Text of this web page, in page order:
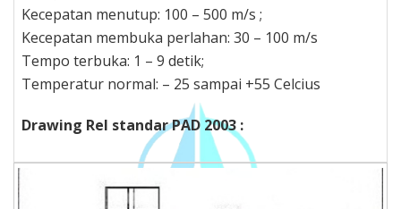
Kecepatan menutup: 100 – 500 m/s ;
Kecepatan membuka perlahan: 30 – 100 m/s
Tempo terbuka: 1 – 9 detik;
Temperatur normal: – 25 sampai +55 Celcius
Drawing Rel standar PAD 2003 :